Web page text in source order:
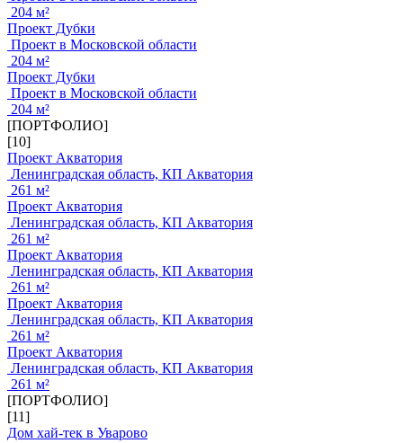
204 м²
Проект Дубки
Проект в Московской области
204 м²
Проект Дубки
Проект в Московской области
204 м²
[ПОРТФОЛИО]
[10]
Проект Акватория
Ленинградская область, КП Акватория
261 м²
Проект Акватория
Ленинградская область, КП Акватория
261 м²
Проект Акватория
Ленинградская область, КП Акватория
261 м²
Проект Акватория
Ленинградская область, КП Акватория
261 м²
Проект Акватория
Ленинградская область, КП Акватория
261 м²
[ПОРТФОЛИО]
[11]
Дом хай-тек в Уварово